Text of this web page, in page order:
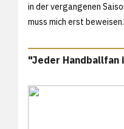
in der vergangenen
muss mich erst
"Jeder Handballfan